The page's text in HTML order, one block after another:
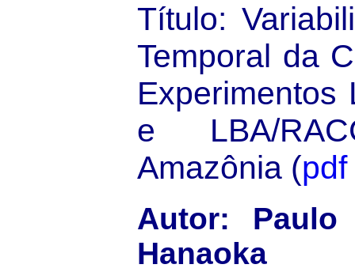
Título:
Temporal da
Experimentos
e LBA/
Amazônia (pdf
Autor:
Hanaoka